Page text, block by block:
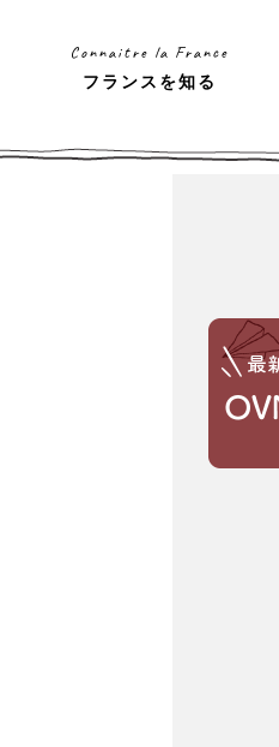
Connaitre la France
フランスを知る